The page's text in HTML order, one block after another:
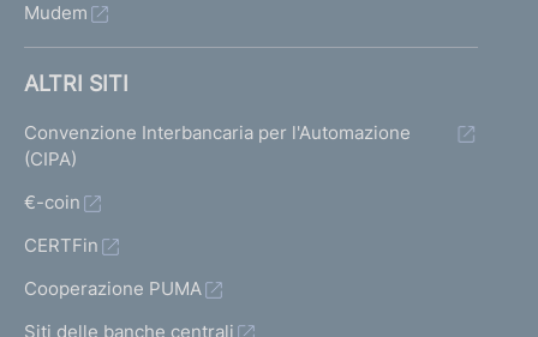
Mudem
ALTRI SITI
Convenzione Interbancaria per l'Automazione
(CIPA)
€-coin
CERTFin
Cooperazione PUMA
Siti delle banche centrali